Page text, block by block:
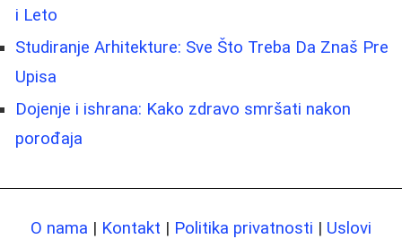
i Leto
Studiranje Arhitekture: Sve Što Treba Da Znaš Pre
Upisa
Dojenje i ishrana: Kako zdravo smršati nakon
porođaja
O nama | Kontakt | Politika privatnosti | Uslovi